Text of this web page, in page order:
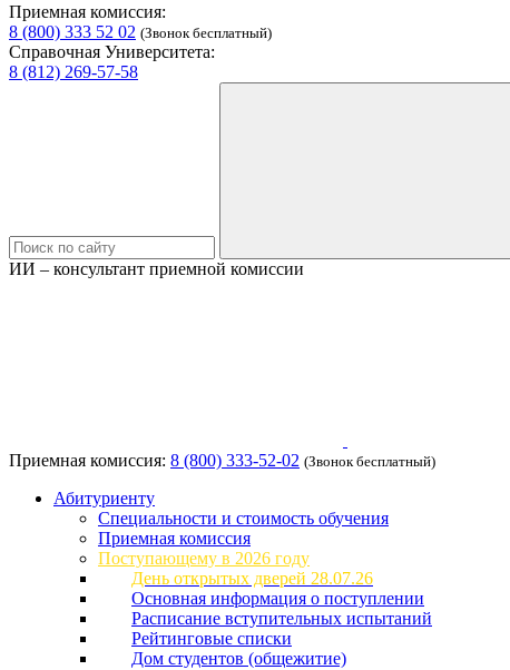
Приемная комиссия:
8 (800) 333 52 02 (Звонок бесплатный)
Справочная Университета:
8 (812) 269-57-58
ИИ – консультант приемной комиссии
Приемная комиссия: 8 (800) 333-52-02 (Звонок бесплатный)
Абитуриенту
Специальности и стоимость обучения
Приемная комиссия
Поступающему в 2026 году
День открытых дверей 28.07.26
Основная информация о поступлении
Расписание вступительных испытаний
Рейтинговые списки
Дом студентов (общежитие)